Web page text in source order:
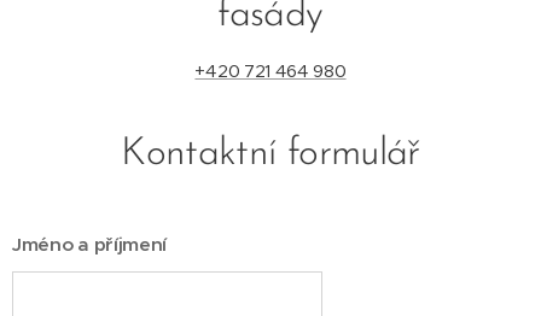
fasády
+420 721 464 980
Kontaktní formulář
Jméno a příjmení